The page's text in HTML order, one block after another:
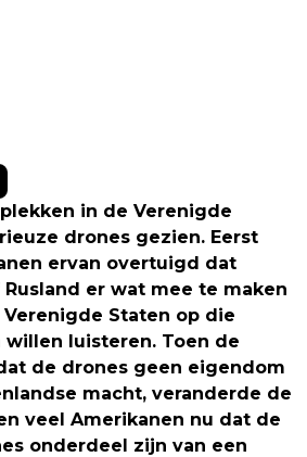
in de Verenigde
drones gezien. Eerst
ervan overtuigd dat
er wat mee te maken
Staten op die
luisteren. Toen de
de drones geen eigendom
macht, veranderde de
veel Amerikanen nu dat de
onderdeel zijn van een